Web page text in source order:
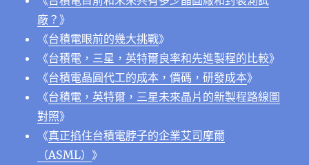
廠？》
《台積電眼前的幾大挑戰》
《台積電，三星，英特爾良率和先進製程的比較》
《台積電晶圓代工的成本，價碼，研發成本》
《台積電，英特爾，三星未來晶片的新製程路線圖
對照》
《真正掐住台積電脖子的企業艾司摩爾
（ASML）》